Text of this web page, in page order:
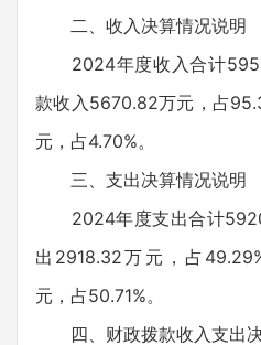
二、收入决算情况说明
2024年度收入合计
款收入5670.82万元，占
元，占4.70%。
三、支出决算情况说明
2024年度支出合计
出2918.32万元，占
元，占50.71%。
四、财政拨款收入支出决